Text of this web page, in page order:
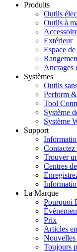
Produits
Outils
Outils à
Extérieur
Espace
Ancrages
Systèmes
Outils
Perform
Tool
Système
Système
Support
Contactez
Trouver
Centres
La Marque
Pourquoi
Prix
Articles
Nouvelles
Toujours